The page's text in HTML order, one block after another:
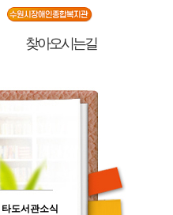
찾아오시는길
타도서관소식